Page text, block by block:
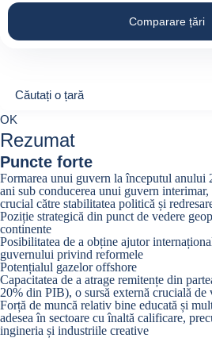
Comparare țări
Căutați o țară
0suggestions
Căutați o țară
OK
Rezumat
Puncte forte
Formarea unui guvern la începutul anului
ani sub conducerea unui guvern interimar,
crucial către stabilitatea politică și
Poziție strategică din punct de vedere
continente
Posibilitatea de a obține ajutor
guvernului privind reformele
Potențialul gazelor offshore
Capacitatea de a atrage remitențe din
20% din PIB), o sursă externă crucială de
Forță de muncă relativ bine educată și
adesea în sectoare cu înaltă calificare,
ingineria și industriile creative